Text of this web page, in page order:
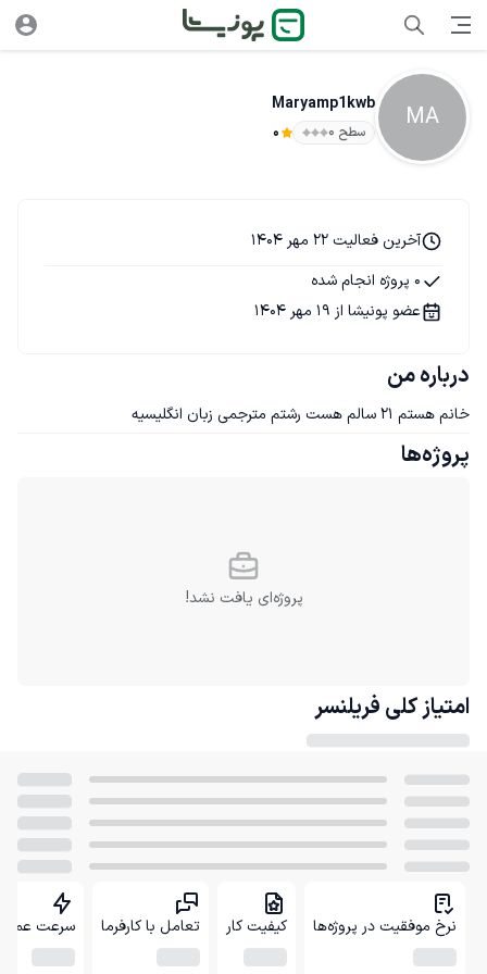
MA
Maryamp1kwb
سطح ۰ 0
درباره من
خانم هستم ۲۱ سالم هست رشتم مترجمی زبان انگلیسیه
آخرین فعالیت 22 مهر 1404
0 پروژه انجام شده
عضو پونیشا از 19 مهر 1404
پروژه‌ها
پروژه‌ای یافت نشد!
امتیاز کلی فریلنسر
نرخ موفقیت در پروژه‌ها کیفیت کار تعامل با کارفرما سرعت عمل